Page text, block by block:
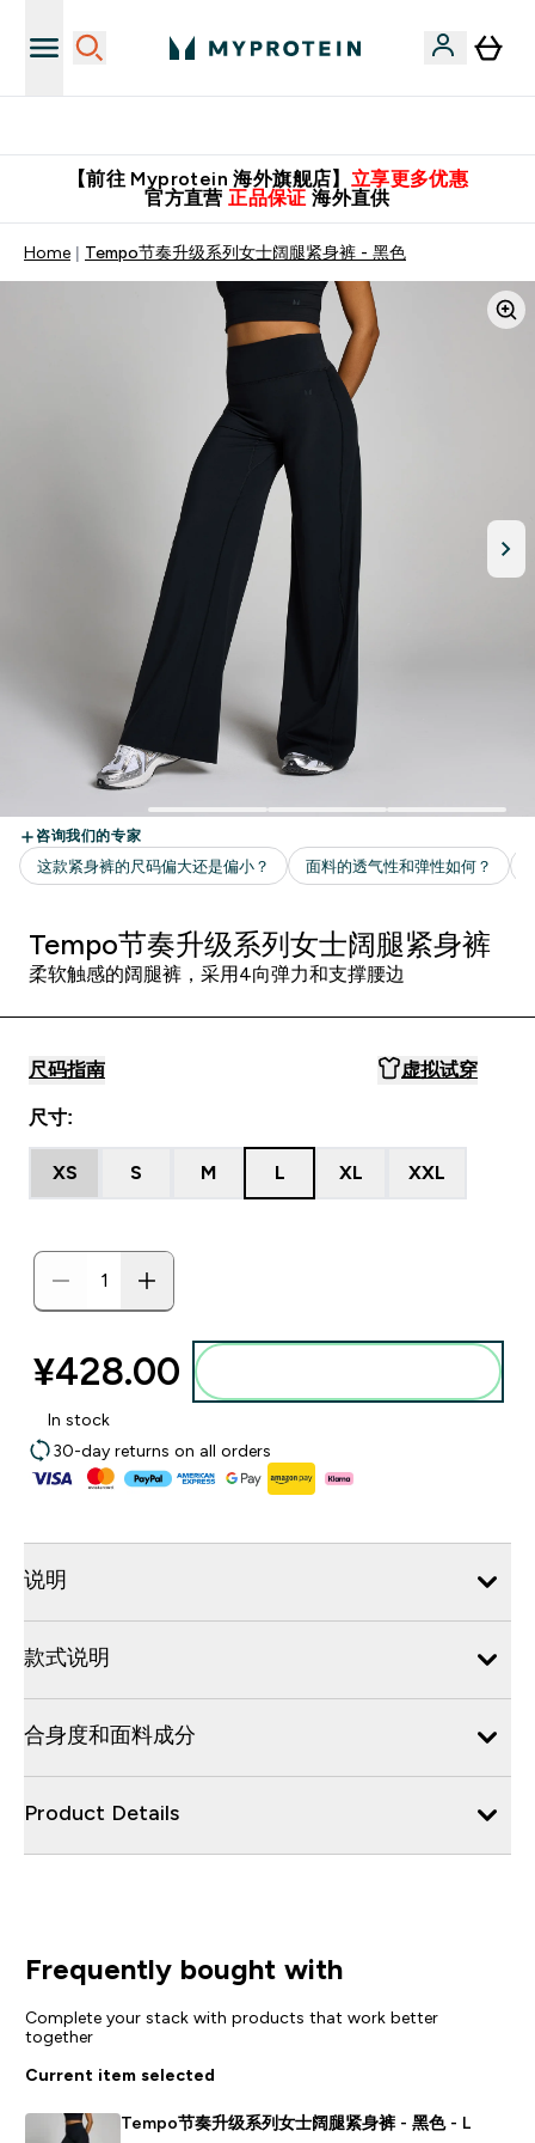
【前往 Myprotein 海外旗舰店】 立享更多优惠
官方直营 正品保证 海外直供
Home Tempo节奏升级系列女士阔腿紧身裤 - 黑色
Tempo节奏升级系列女士阔腿紧身裤
柔软触感的阔腿裤，采用4向弹力和支撑腰边
尺码指南 虚拟试穿
尺寸:
XS S M L XL XXL
¥428.00‎
In stock
30-day returns on all orders
说明
款式说明
合身度和面料成分
Product Details
Frequently bought with
Complete your stack with products that work better
together
Current item selected
Tempo节奏升级系列女士阔腿紧身裤 - 黑色 - L